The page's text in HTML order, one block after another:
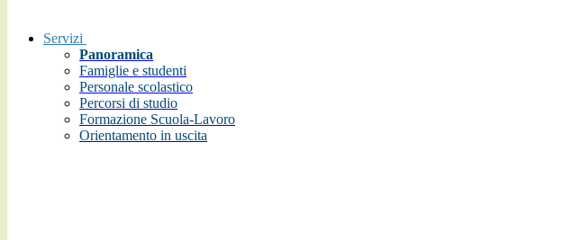
Servizi
Panoramica
Famiglie e studenti
Personale scolastico
Percorsi di studio
Formazione Scuola-Lavoro
Orientamento in uscita